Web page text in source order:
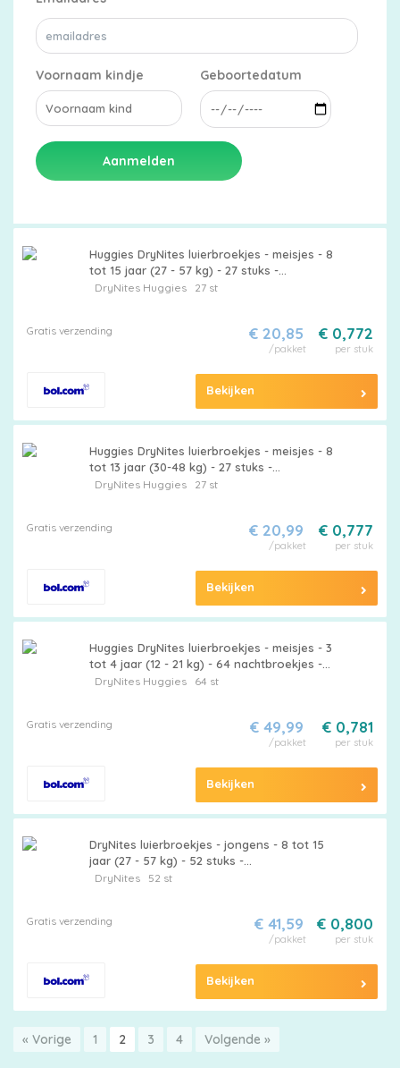
Voornaam kindje Geboortedatum
Aanmelden
Huggies DryNites luierbroekjes - meisjes - 8
tot 15 jaar (27 - 57 kg) - 27 stuks -
voordeelverpakking
DryNites Huggies27 st
Gratis verzending € 0,772
per stuk
€ 20,85
/pakket
Bekijken
Huggies DryNites luierbroekjes - meisjes - 8
tot 13 jaar (30-48 kg) - 27 stuks -
voordeelverpakking
DryNites Huggies27 st
Gratis verzending € 0,777
per stuk
€ 20,99
/pakket
Bekijken
Huggies DryNites luierbroekjes - meisjes - 3
tot 4 jaar (12 - 21 kg) - 64 nachtbroekjes -
extra voordeel
DryNites Huggies64 st
Gratis verzending € 0,781
per stuk
€ 49,99
/pakket
Bekijken
DryNites luierbroekjes - jongens - 8 tot 15
jaar (27 - 57 kg) - 52 stuks -
voordeelverpakking
DryNites52 st
Gratis verzending € 0,800
per stuk
€ 41,59
/pakket
Bekijken
« Vorige 1 2 3 4 Volgende »